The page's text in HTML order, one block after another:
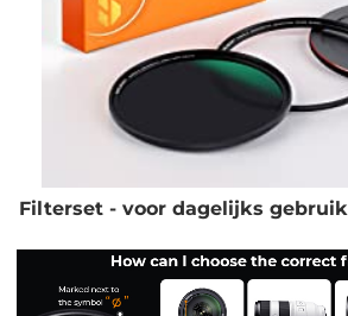
Filterset - voor dagelijks gebruik